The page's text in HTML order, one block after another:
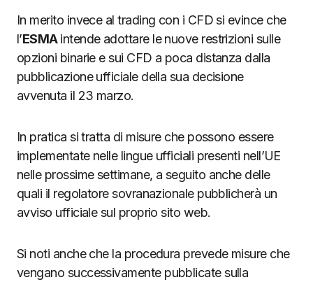
In merito invece al trading con i CFD si evince che
l’ESMAintende adottare le nuove restrizioni sulle
opzioni binarie e sui CFD a poca distanza dalla
pubblicazione ufficiale della sua decisione
avvenuta il 23 marzo.
In pratica si tratta di misure che possono essere
implementate nelle lingue ufficiali presenti nell’UE
nelle prossime settimane, a seguito anche delle
quali il regolatore sovranazionale pubblicherà un
avviso ufficiale sul proprio sito web.
Si noti anche che la procedura prevede misure che
vengano successivamente pubblicate sulla